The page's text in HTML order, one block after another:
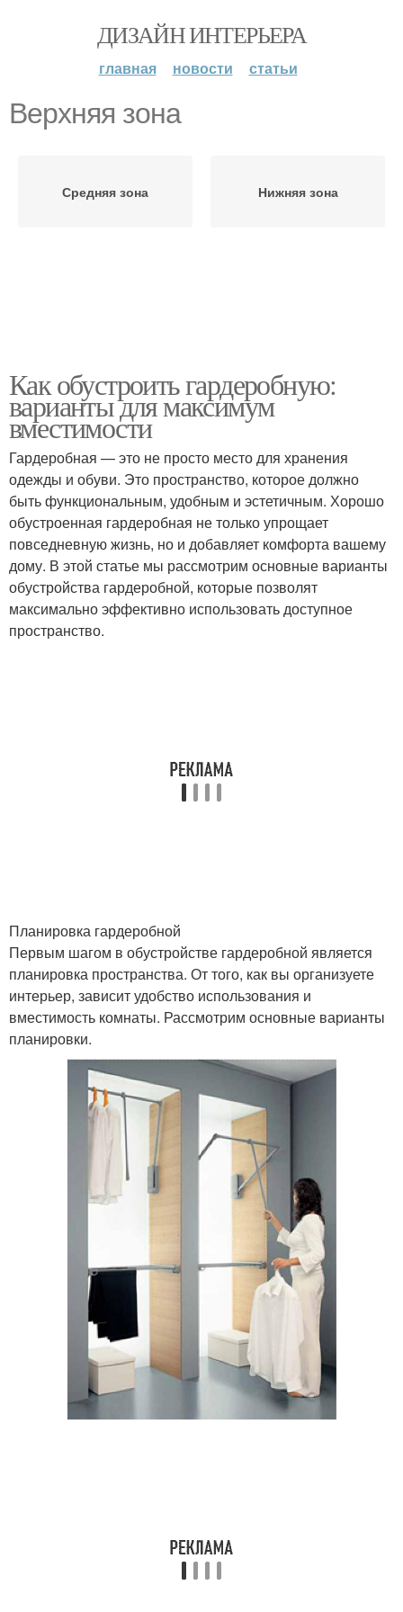
ДИЗАЙН ИНТЕРЬЕРА
главная новости статьи
Верхняя зона
Средняя зона Нижняя зона
Как обустроить гардеробную:
варианты для максимум
вместимости
Гардеробная — это не просто место для хранения
одежды и обуви. Это пространство, которое должно
быть функциональным, удобным и эстетичным. Хорошо
обустроенная гардеробная не только упрощает
повседневную жизнь, но и добавляет комфорта вашему
дому. В этой статье мы рассмотрим основные варианты
обустройства гардеробной, которые позволят
максимально эффективно использовать доступное
пространство.
Планировка гардеробной
Первым шагом в обустройстве гардеробной является
планировка пространства. От того, как вы организуете
интерьер, зависит удобство использования и
вместимость комнаты. Рассмотрим основные варианты
планировки.